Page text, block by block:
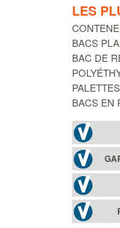
LES
BACS
BAC DE
BACS EN